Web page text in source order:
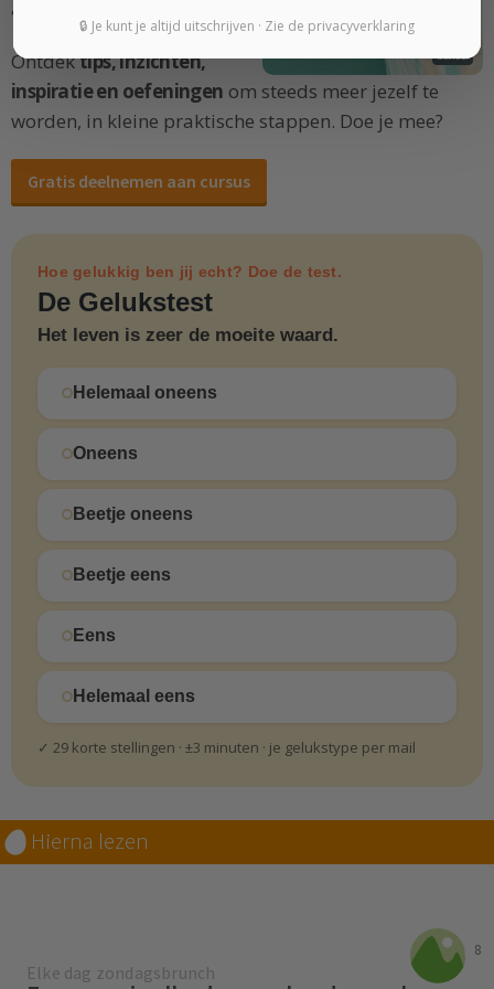
andere mensen.
Ontdektips, inzichten,
inspiratie en oefeningen om steeds meer jezelf te
worden, in kleine praktische stappen. Doe je mee?
Gratis deelnemen aan cursus
Hoe gelukkig ben jij echt? Doe de test.
De Gelukstest
Het leven is zeer de moeite waard.
Helemaal oneens
Oneens
Beetje oneens
Beetje eens
Eens
Helemaal eens
✓ 29 korte stellingen · ±3 minuten · je gelukstype per mail
Hierna lezen
8
Elke dag zondagsbrunch
🔒 Je kunt je altijd uitschrijven · Zie de privacyverklaring